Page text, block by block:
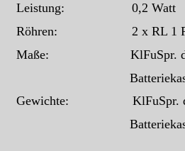
Leistung: 0,2 Watt
Röhren: 2 x RL 1 P2,
Maße: KlFuSpr. d
Batteriekasten
Gewichte: